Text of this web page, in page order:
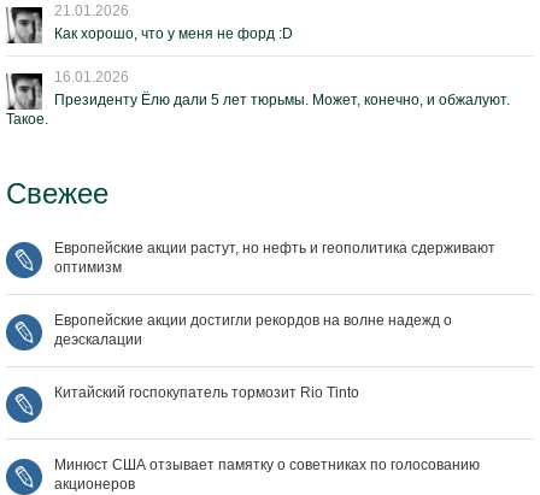
21.01.2026
Как хорошо, что у меня не форд :D
16.01.2026
Президенту Ёлю дали 5 лет тюрьмы. Может, конечно, и обжалуют.
Такое.
Свежее
Европейские акции растут, но нефть и геополитика сдерживают
оптимизм
Европейские акции достигли рекордов на волне надежд о
деэскалации
Китайский госпокупатель тормозит Rio Tinto
Минюст США отзывает памятку о советниках по голосованию
акционеров